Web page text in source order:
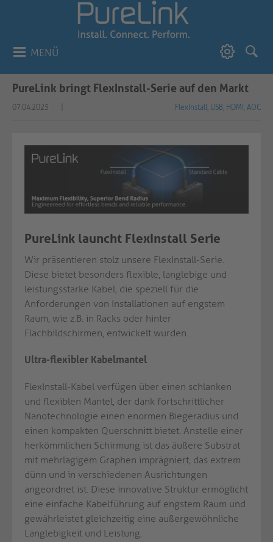
MENÜ
PureLink bringt FlexInstall-Serie auf den Markt
07.04.2025 FlexInstall USB HDMI AOC
PureLink launcht FlexInstall Serie
Wir präsentieren stolz unsere FlexInstall-Serie.
Diese bietet besonders flexible, langlebige und
leistungsstarke Kabel, die speziell für die
Anforderungen von Installationen auf engstem
Raum, wie z.B. in Racks oder hinter
Flachbildschirmen, entwickelt wurden.
Ultra-flexibler Kabelmantel
FlexInstall-Kabel verfügen über einen schlanken
und flexiblen Mantel, der dank fortschrittlicher
Nanotechnologie einen enormen Biegeradius und
einen kompakten Querschnitt bietet. Anstelle einer
herkömmlichen Schirmung ist das äußere Substrat
mit mehrlagigem Graphen imprägniert, das extrem
dünn und in verschiedenen Ausrichtungen
angeordnet ist. Diese innovative Struktur ermöglicht
eine einfache Kabelführung auf engstem Raum und
gewährleistet gleichzeitig eine außergewöhnliche
Langlebigkeit und Leistung.